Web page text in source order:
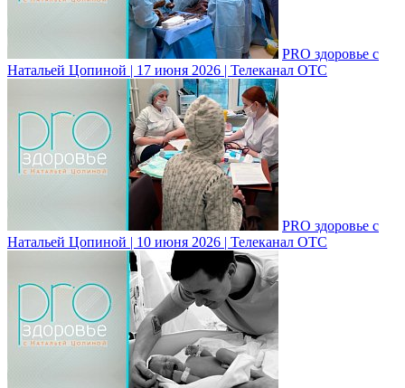
PRO здоровье с
Натальей Цопиной | 17 июня 2026 | Телеканал ОТС
PRO здоровье с
Натальей Цопиной | 10 июня 2026 | Телеканал ОТС